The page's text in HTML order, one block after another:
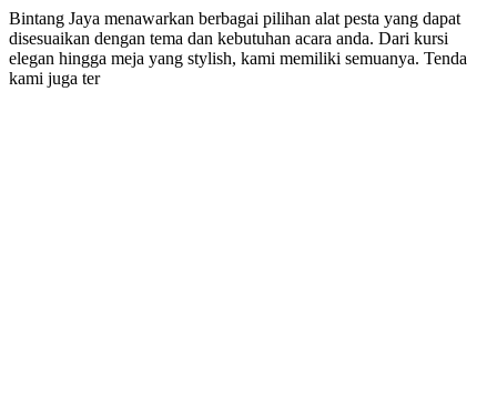
Bintang Jaya menawarkan berbagai pilihan alat pesta yang dapat
disesuaikan dengan tema dan kebutuhan acara anda. Dari kursi
elegan hingga meja yang stylish, kami memiliki semuanya. Tenda
kami juga ter